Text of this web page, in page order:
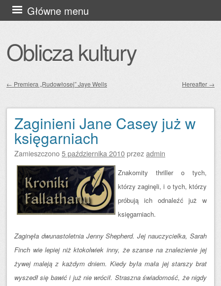
Oblicza kultury
Główne menu
Przejdź
do
← Premiera „Rudowłosej” Jaye Wells Hereafter →
Zaginieni Jane Casey już w
księgarniach
Zamieszczono5 października 2010przezadmin
Znakomity thriller o tych,
którzy zaginęli, i o tych, którzy
próbują ich odnaleźć już w
księgarniach.
Zaginęła dwunastoletnia Jenny Shepherd. Jej nauczycielka, Sarah
Finch wie lepiej niż ktokolwiek inny, że szanse na znalezienie jej
żywej maleją z każdym dniem. Kiedy była mała jej starszy brat
wyszedł się bawić i już nie wrócił. Straszna świadomość, że nigdy